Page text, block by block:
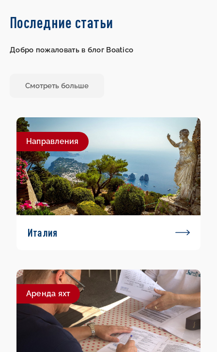
Последние статьи
Добро пожаловать в блог Boatico
Смотреть больше
Направления
Италия
Aренда яхт